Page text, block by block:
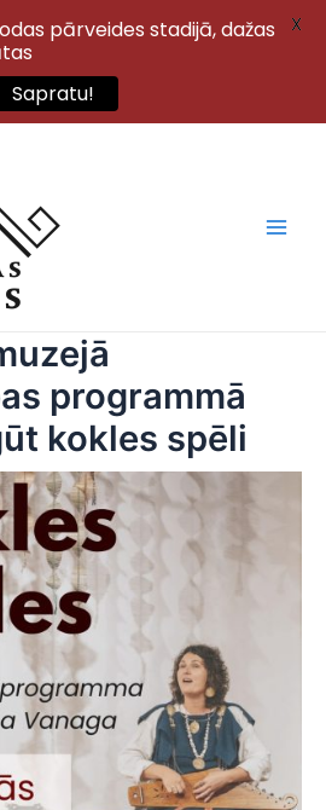
programmā
kokles spēli
pārveides stadijā, dažas
Sapratu!
X